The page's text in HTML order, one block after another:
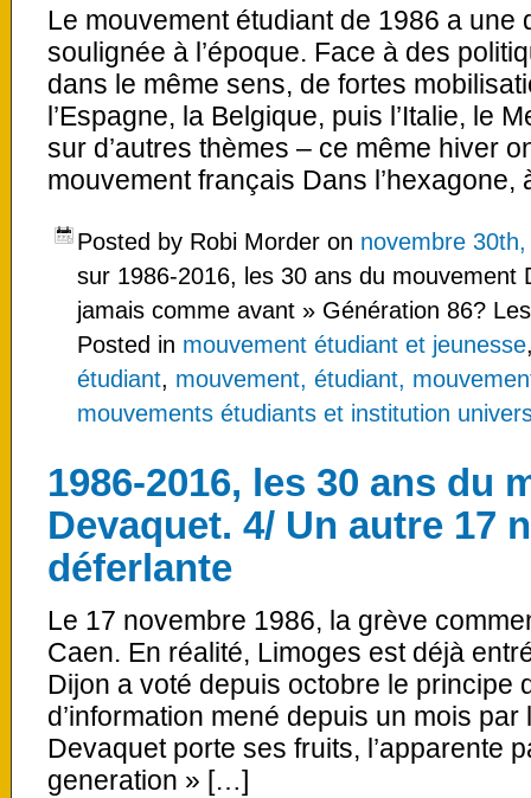
Le mouvement étudiant de 1986 a une
soulignée à l’époque. Face à des
dans le même sens, de fortes
l’Espagne, la Belgique, puis l’Italie, le
sur d’autres thèmes – ce même hiver
mouvement français Dans
Posted by Robi Morder on novembre
sur 1986-2016, les 30 ans du mouvement
jamais comme avant » Génération 86?
Posted in mouvement étudiant et jeunesse
étudiant, mouvement, étudiant,
mouvements étudiants et institution
1986-2016, les 30 ans du
Devaquet. 4/ Un autre 17
déferlante
Le 17 novembre 1986, la grève
Caen. En réalité, Limoges est déjà
Dijon a voté depuis octobre le principe
d’information mené depuis un mois
Devaquet porte ses fruits, l’apparente
generation » […]